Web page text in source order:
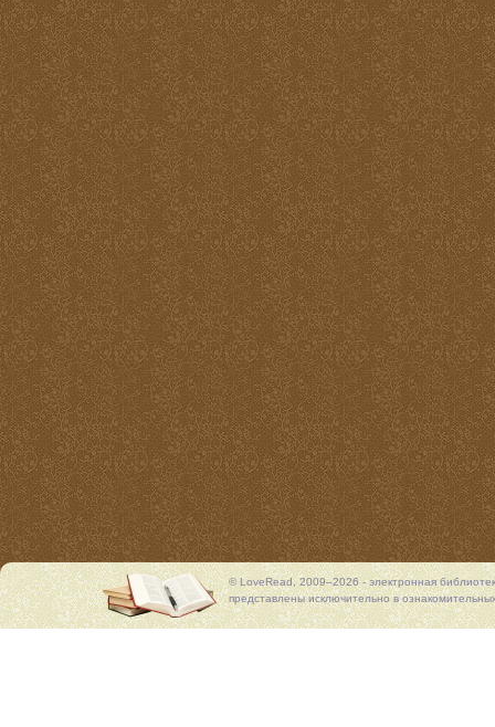
© LoveRead, 2009–2026 - электронная
представлены исключительно в